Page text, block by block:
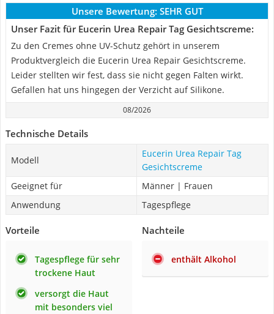
Unsere Bewertung: SEHR GUT
Unser Fazit für Eucerin Urea Repair Tag Gesichtscreme:
Zu den Cremes ohne UV-Schutz gehört in unserem
Produktvergleich die Eucerin Urea Repair Gesichtscreme.
Leider stellten wir fest, dass sie nicht gegen Falten wirkt.
Gefallen hat uns hingegen der Verzicht auf Silikone.
08/2026
Technische Details
Modell
Eucerin Urea Repair Tag
Gesichtscreme
Geeignet für
Männer | Frauen
Anwendung
Tagespflege
Vorteile
Tagespflege für sehr
trockene Haut
versorgt die Haut
mit besonders viel
Nachteile
enthält Alkohol